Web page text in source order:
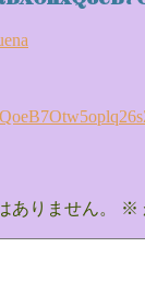
ありません。 ※